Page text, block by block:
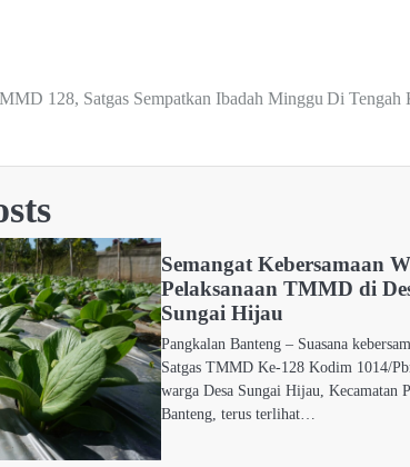
128, Satgas Sempatkan Ibadah Minggu Di Tengah
Semangat Kebersamaan
Pelaksanaan TMMD di
Sungai Hijau
Pangkalan Banteng – Suasana
Satgas TMMD Ke-128 Kodim 1014/
warga Desa Sungai Hijau, Kecamatan
Banteng, terus terlihat…